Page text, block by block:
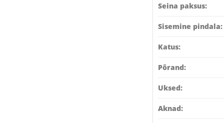
Seina paksus:
Sisemine pindala:
Katus:
Põrand:
Uksed:
Aknad: